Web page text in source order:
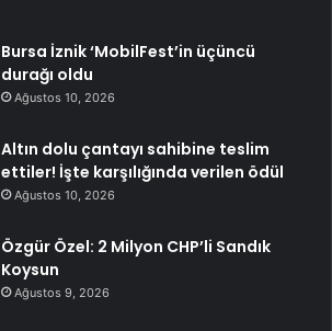
Bursa İznik ‘MobilFest’in üçüncü
durağı oldu
Ağustos 10, 2026
Altın dolu çantayı sahibine teslim
ettiler! İşte karşılığında verilen ödül
Ağustos 10, 2026
Özgür Özel: 2 Milyon CHP’li Sandık
Koysun
Ağustos 9, 2026